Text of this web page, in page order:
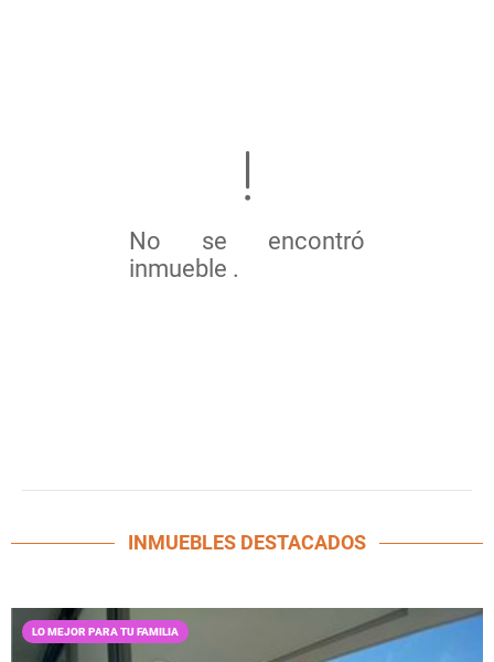
No se encontró
inmueble .
INMUEBLES DESTACADOS
LO MEJOR PARA TU FAMILIA